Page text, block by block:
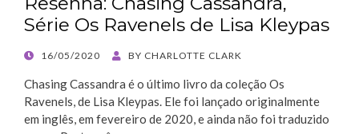
Série Os Ravenels de Lisa Kleypas
POSTED
16/05/2020 BY CHARLOTTE CLARK
Chasing Cassandra é o último livro da coleção Os
Ravenels, de Lisa Kleypas. Ele foi lançado originalmente
em inglês, em fevereiro de 2020, e ainda não foi traduzido